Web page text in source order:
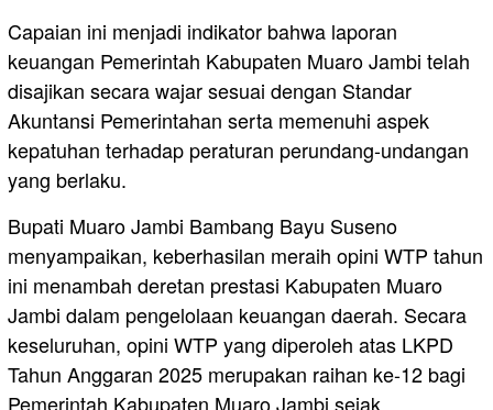
Capaian ini menjadi indikator bahwa laporan
keuangan Pemerintah Kabupaten Muaro Jambi telah
disajikan secara wajar sesuai dengan Standar
Akuntansi Pemerintahan serta memenuhi aspek
kepatuhan terhadap peraturan perundang-undangan
yang berlaku.
Bupati Muaro Jambi Bambang Bayu Suseno
menyampaikan, keberhasilan meraih opini WTP tahun
ini menambah deretan prestasi Kabupaten Muaro
Jambi dalam pengelolaan keuangan daerah. Secara
keseluruhan, opini WTP yang diperoleh atas LKPD
Tahun Anggaran 2025 merupakan raihan ke-12 bagi
Pemerintah Kabupaten Muaro Jambi sejak